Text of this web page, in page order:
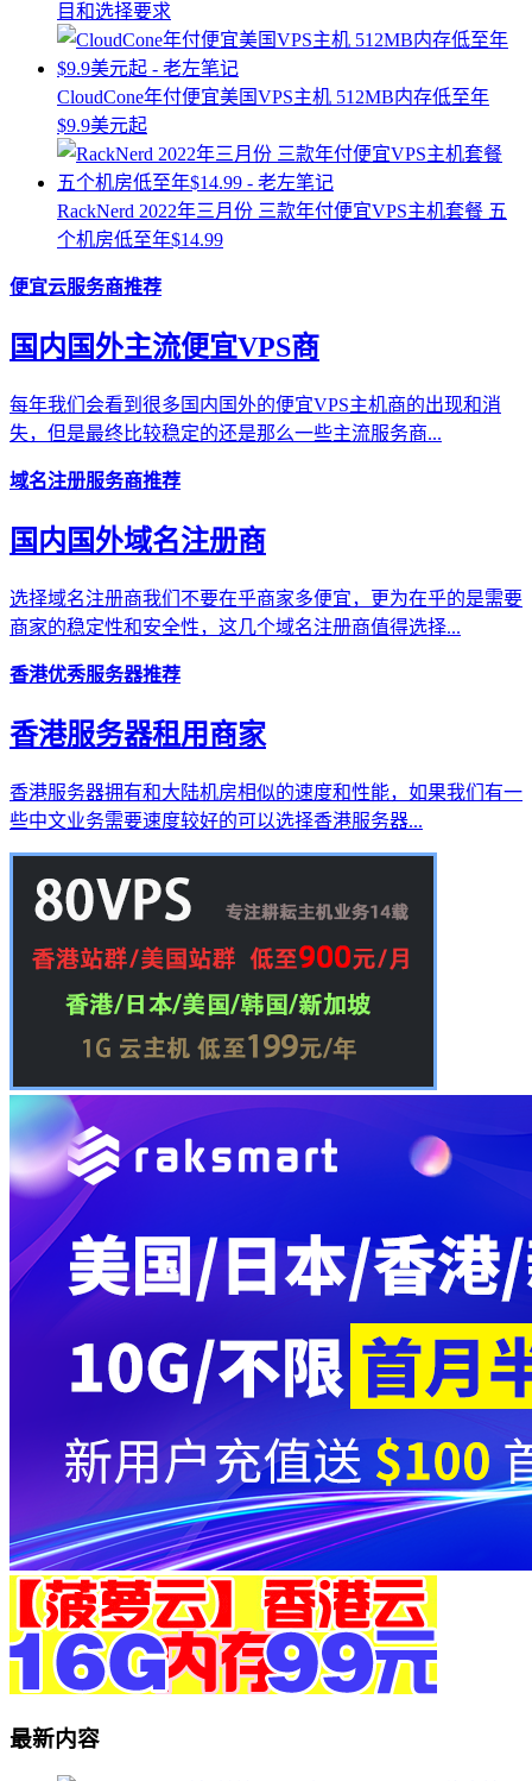
目和选择要求
CloudCone年付便宜美国VPS主机 512MB内存低至年
$9.9美元起
RackNerd 2022年三月份 三款年付便宜VPS主机套餐 五
个机房低至年$14.99
便宜云服务商推荐
国内国外主流便宜VPS商
每年我们会看到很多国内国外的便宜VPS主机商的出现和消
失，但是最终比较稳定的还是那么一些主流服务商...
域名注册服务商推荐
国内国外域名注册商
选择域名注册商我们不要在乎商家多便宜，更为在乎的是需要
商家的稳定性和安全性，这几个域名注册商值得选择...
香港优秀服务器推荐
香港服务器租用商家
香港服务器拥有和大陆机房相似的速度和性能，如果我们有一
些中文业务需要速度较好的可以选择香港服务器...
最新内容